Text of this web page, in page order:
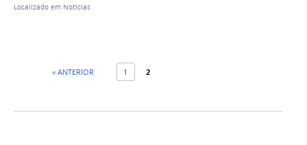
Localizado em Notícias
« ANTERIOR 1 2